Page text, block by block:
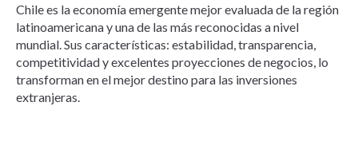
Chile es la economía emergente mejor evaluada de la región
latinoamericana y una de las más reconocidas a nivel
mundial. Sus características: estabilidad, transparencia,
competitividad y excelentes proyecciones de negocios, lo
transforman en el mejor destino para las inversiones
extranjeras.